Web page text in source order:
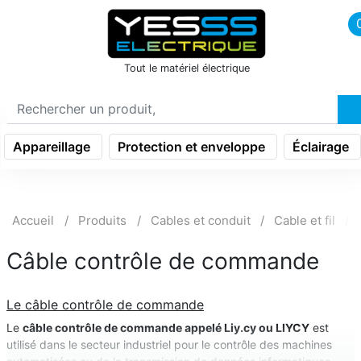
icon menu burger
Tout le matériel électrique
Appareillage Protection et enveloppe Éclairage
Accueil Produits Cables et conduit Cable et fil
Câble contrôle de commande
Le câble contrôle de commande
Le câble contrôle de commande appelé Liy.cy ou LIYCY est
utilisé dans le secteur industriel pour le contrôle des machines